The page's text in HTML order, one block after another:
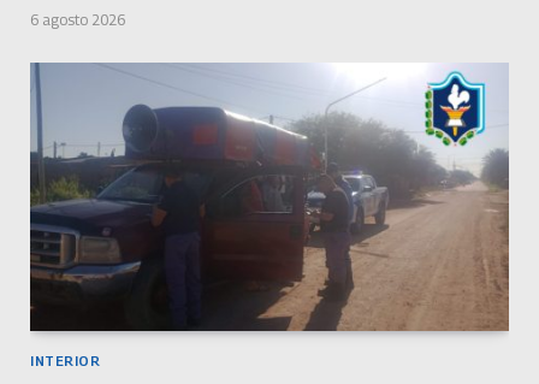
6 agosto 2026
INTERIOR